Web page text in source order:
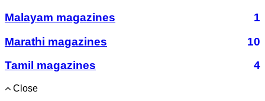
Malayam magazines
1
Marathi magazines
10
Tamil magazines
4
Close